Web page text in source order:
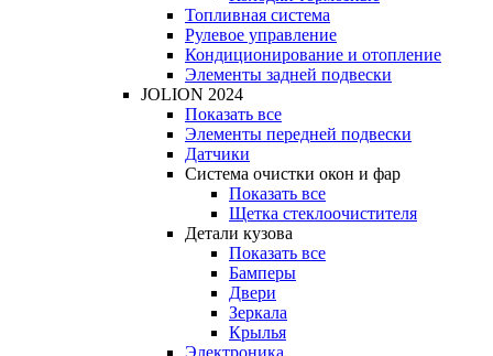
Топливная система
Рулевое управление
Кондиционирование и отопление
Элементы задней подвески
JOLION 2024
Показать все
Элементы передней подвески
Датчики
Система очистки окон и фар
Показать все
Щетка стеклоочистителя
Детали кузова
Показать все
Бамперы
Двери
Зеркала
Крылья
Электроника